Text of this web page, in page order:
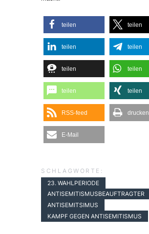
teilen teilen
teilen teilen
teilen teilen
teilen teilen
RSS-feed drucken
E-Mail
SCHLAGWORTE:
23. WAHLPERIODE
ANTISEMITISMUSBEAUFTRAGTER
ANTISEMITSIMUS
KAMPF GEGEN ANTISEMITISMUS